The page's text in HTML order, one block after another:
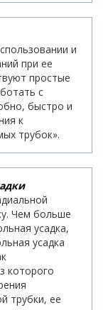
и
при ее
простые
с
быстро и
к
трубок».
Чем больше
усадка,
усадка
которого
трубки, ее